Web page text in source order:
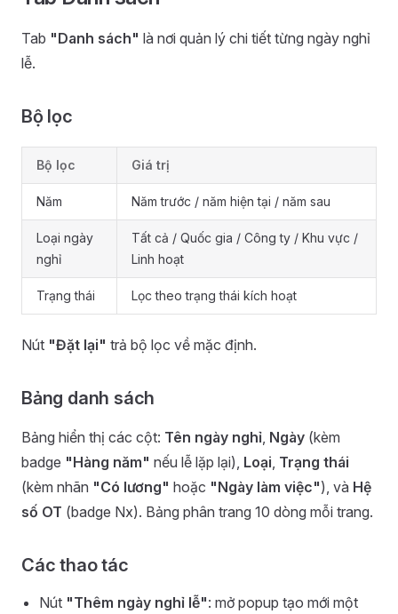
Tab "Danh sách" là nơi quản lý chi tiết từng ngày nghỉ
lễ.
Bộ lọc
Bộ lọc Giá trị
Năm Năm trước / năm hiện tại / năm sau
Loại ngày
nghỉ
Tất cả / Quốc gia / Công ty / Khu vực /
Linh hoạt
Trạng thái Lọc theo trạng thái kích hoạt
Nút "Đặt lại" trả bộ lọc về mặc định.
Bảng danh sách
Bảng hiển thị các cột: Tên ngày nghỉ, Ngày (kèm
badge "Hàng năm" nếu lễ lặp lại), Loại, Trạng thái
(kèm nhãn "Có lương" hoặc "Ngày làm việc"), và Hệ
số OT (badge Nx). Bảng phân trang 10 dòng mỗi trang.
Các thao tác
Nút "Thêm ngày nghỉ lễ": mở popup tạo mới một